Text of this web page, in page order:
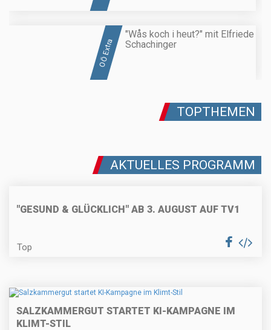
OÖ Extra
"Wås koch i heut?" mit Elfriede
Schachinger
TOPTHEMEN
AKTUELLES PROGRAMM
"GESUND & GLÜCKLICH" AB 3. AUGUST AUF TV1
Top
SALZKAMMERGUT STARTET KI-KAMPAGNE IM
KLIMT-STIL